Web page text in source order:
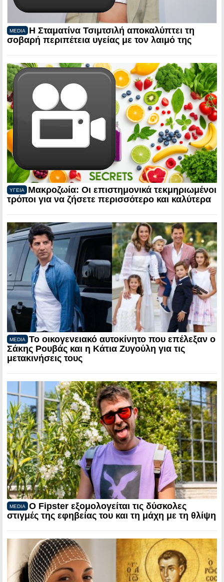
MEDIA
Η Σταματίνα Τσιμτσιλή αποκαλύπτει τη
σοβαρή περιπέτεια υγείας με τον λαιμό της
ΥΓΕΙΑ
Μακροζωία: Οι επιστημονικά τεκμηριωμένοι
τρόποι για να ζήσετε περισσότερο και καλύτερα
MEDIA
Το οικογενειακό αυτοκίνητο που επέλεξαν ο
Σάκης Ρουβάς και η Κάτια Ζυγούλη για τις
μετακινήσεις τους
MEDIA
Ο Fipster εξομολογείται τις δύσκολες
στιγμές της εφηβείας του και τη μάχη με τη θλίψη